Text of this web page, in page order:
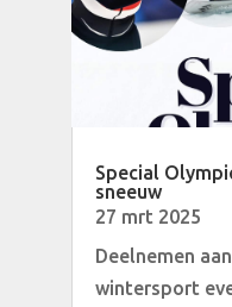
Special
sneeuw
27 mrt 2025
Deelnemen
wintersport